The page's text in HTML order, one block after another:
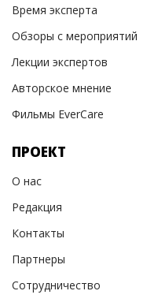
Время эксперта
Обзоры с мероприятий
Лекции экспертов
Авторское мнение
Фильмы EverCare
ПРОЕКТ
О нас
Редакция
Контакты
Партнеры
Сотрудничество